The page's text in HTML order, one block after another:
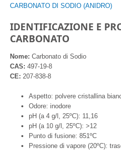
CARBONATO DI SODIO (ANIDRO)
IDENTIFICAZIONE E
CARBONATO
Nome: Carbonato di Sodio
CAS: 497-19-8
CE: 207-838-8
Aspetto: polvere cristallina
Odore: inodore
pH (a 4 g/l, 25ºC): 11,16
pH (a 10 g/l, 25ºC): >12
Punto di fusione: 851ºC
Pressione di vapore (20ºC):